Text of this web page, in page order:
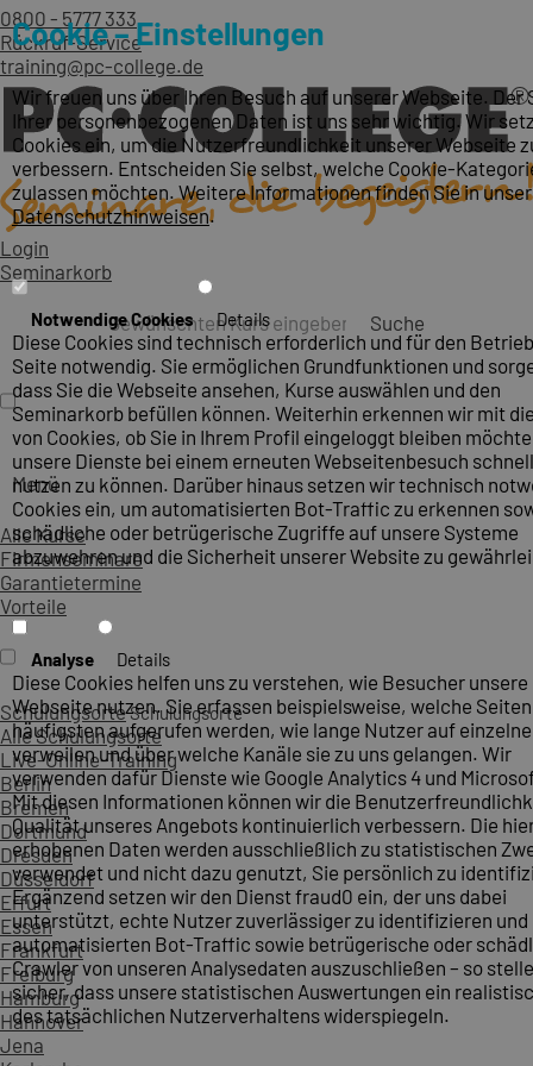
0800 - 5777 333
Rückruf-Service
training@pc-college.de
Login
Seminarkorb
Suche
Menü
Alle Kurse
Firmenseminare
Garantietermine
Vorteile
SchulungsorteSchulungsorte
Alle Schulungsorte
Live-Online-Training
Berlin
Bremen
Dortmund
Dresden
Düsseldorf
Erfurt
Essen
Frankfurt
Freiburg
Hamburg
Hannover
Jena
Cookie – Einstellungen
Wir freuen uns über Ihren Besuch auf unserer Webseite. Der
Ihrer personenbezogenen Daten ist uns sehr wichtig. Wir
Cookies ein, um die Nutzerfreundlichkeit unserer Webseite
verbessern. Entscheiden Sie selbst, welche Cookie-
zulassen möchten. Weitere Informationen finden Sie in
Datenschutzhinweisen.
Notwendige Cookies Details
Diese Cookies sind technisch erforderlich und für den
Seite notwendig. Sie ermöglichen Grundfunktionen und
dass Sie die Webseite ansehen, Kurse auswählen und den
Seminarkorb befüllen können. Weiterhin erkennen wir mit
von Cookies, ob Sie in Ihrem Profil eingeloggt bleiben
unsere Dienste bei einem erneuten Webseitenbesuch
nutzen zu können. Darüber hinaus setzen wir technisch
Cookies ein, um automatisierten Bot-Traffic zu erkennen
schädliche oder betrügerische Zugriffe auf unsere Systeme
abzuwehren und die Sicherheit unserer Website zu
Analyse Details
Diese Cookies helfen uns zu verstehen, wie Besucher unsere
Webseite nutzen. Sie erfassen beispielsweise, welche
häufigsten aufgerufen werden, wie lange Nutzer auf
verweilen und über welche Kanäle sie zu uns gelangen. Wir
verwenden dafür Dienste wie Google Analytics 4 und
Mit diesen Informationen können wir die
Qualität unseres Angebots kontinuierlich verbessern. Die
erhobenen Daten werden ausschließlich zu statistischen
verwendet und nicht dazu genutzt, Sie persönlich zu
Ergänzend setzen wir den Dienst fraud0 ein, der uns dabei
unterstützt, echte Nutzer zuverlässiger zu identifizieren und
automatisierten Bot-Traffic sowie betrügerische oder
Crawler von unseren Analysedaten auszuschließen – so
sicher, dass unsere statistischen Auswertungen ein
des tatsächlichen Nutzerverhaltens widerspiegeln.